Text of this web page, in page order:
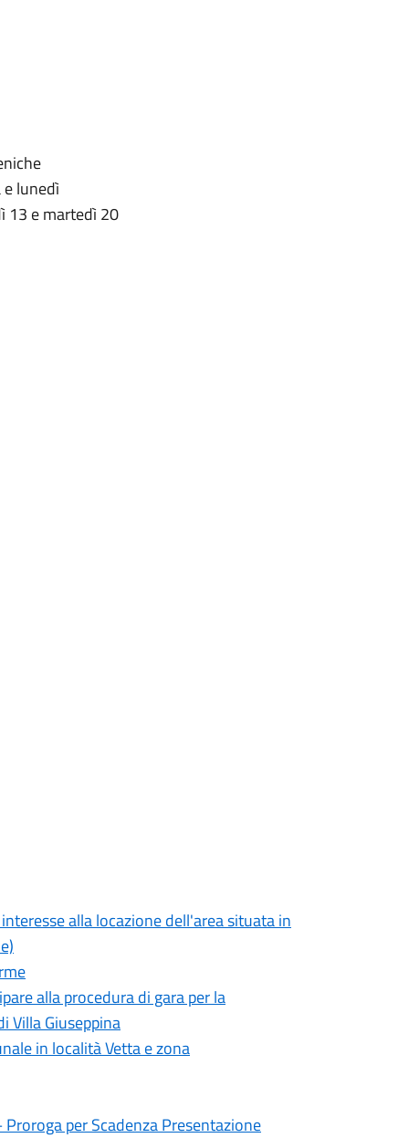
lunedì
13 e martedì 20
alla locazione dell'area situata in
alla procedura di gara per la
Villa Giuseppina
in località Vetta e zona
per Scadenza Presentazione